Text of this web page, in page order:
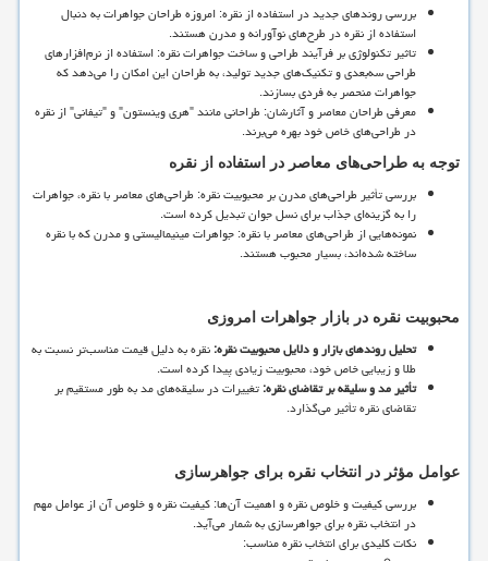
بررسی روندهای جدید در استفاده از نقره: امروزه طراحان جواهرات به دنبال
استفاده از نقره در طرحهای نوآورانه و مدرن هستند.
تاثیر تکنولوژی بر فرآیند طراحی و ساخت جواهرات نقره: استفاده از نرمافزارهای
طراحی سهبعدی و تکنیکهای جدید تولید، به طراحان این امکان را میدهد که
جواهرات منحصر به فردی بسازند.
معرفی طراحان معاصر و آثارشان: طراحانی مانند "هری وینستون" و "تیفانی" از نقره
در طراحیهای خاص خود بهره میبرند.
توجه به طراحیهای معاصر در استفاده از نقره
بررسی تأثیر طراحیهای مدرن بر محبوبیت نقره: طراحیهای معاصر با نقره، جواهرات
را به گزینهای جذاب برای نسل جوان تبدیل کرده است.
نمونههایی از طراحیهای معاصر با نقره: جواهرات مینیمالیستی و مدرن که با نقره
ساخته شدهاند، بسیار محبوب هستند.
محبوبیت نقره در بازار جواهرات امروزی
تحلیل روندهای بازار و دلایل محبوبیت نقره:نقره به دلیل قیمت مناسبتر نسبت به
طلا و زیبایی خاص خود، محبوبیت زیادی پیدا کرده است.
تأثیر مد و سلیقه بر تقاضای نقره:تغییرات در سلیقههای مد به طور مستقیم بر
تقاضای نقره تأثیر میگذارد.
عوامل مؤثر در انتخاب نقره برای جواهرسازی
بررسی کیفیت و خلوص نقره و اهمیت آنها: کیفیت نقره و خلوص آن از عوامل مهم
در انتخاب نقره برای جواهرسازی به شمار میآید.
نکات کلیدی برای انتخاب نقره مناسب: